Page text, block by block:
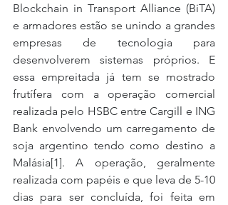
Blockchain in Transport Alliance (BiTA)
e armadores estão se unindo a grandes
empresas de tecnologia para
desenvolverem sistemas próprios. E
essa empreitada já tem se mostrado
frutífera com a operação comercial
realizada pelo HSBC entre Cargill e ING
Bank envolvendo um carregamento de
soja argentino tendo como destino a
Malásia[1]. A operação, geralmente
realizada com papéis e que leva de 5-10
dias para ser concluída, foi feita em